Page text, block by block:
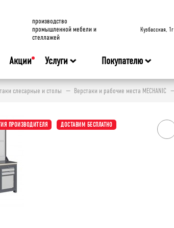
производство
промышленной мебели и
стеллажей
Кузбасская, 1г
Акции Услуги Покупателю
слесарные и столы Верстаки и рабочие места MECHANIC
ПРОИЗВОДИТЕЛЯ ДОСТАВИМ БЕСПЛАТНО